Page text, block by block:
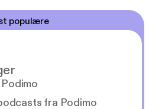
populære
fra Podimo